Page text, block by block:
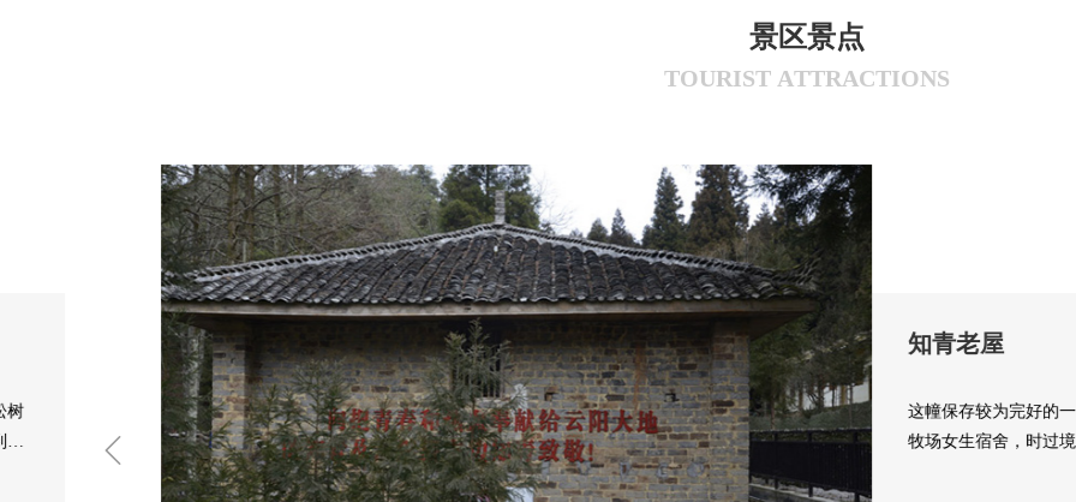
景区景点
TOURIST ATTRACTIONS

树
了
知青老屋
这幢保存较为完好的
牧场女生宿舍，时过